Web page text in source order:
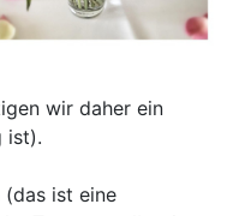
wir daher ein
ist).
ist eine